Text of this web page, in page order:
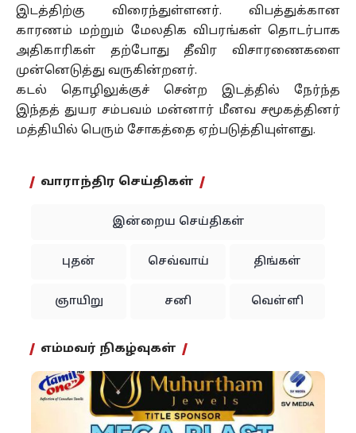
இடத்திற்கு விரைந்துள்ளனர். விபத்துக்கான
காரணம் மற்றும் மேலதிக விபரங்கள் தொடர்பாக
அதிகாரிகள் தற்போது தீவிர விசாரணைகளை
முன்னெடுத்து வருகின்றனர்.
கடல் தொழிலுக்குச் சென்ற இடத்தில் நேர்ந்த
இந்தத் துயர சம்பவம் மன்னார் மீனவ சமூகத்தினர்
மத்தியில் பெரும் சோகத்தை ஏற்படுத்தியுள்ளது.
வாராந்திர செய்திகள்
இன்றைய செய்திகள்
புதன் செவ்வாய் திங்கள்
ஞாயிறு சனி வெள்ளி
எம்மவர் நிகழ்வுகள்